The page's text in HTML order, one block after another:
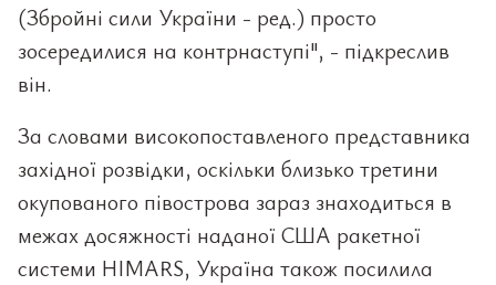
(Збройні сили України - ред.) просто
зосередилися на контрнаступі", - підкреслив
він.
За словами високопоставленого представника
західної розвідки, оскільки близько третини
окупованого півострова зараз знаходиться в
межах досяжності наданої США ракетної
системи HIMARS, Україна також посилила